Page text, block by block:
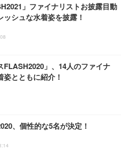
」ファイナリストお披露目動
ッシュな水着姿を披露！
FLASH2020」、14人のファイナ
姿とともに紹介！
、個性的な5名が決定！